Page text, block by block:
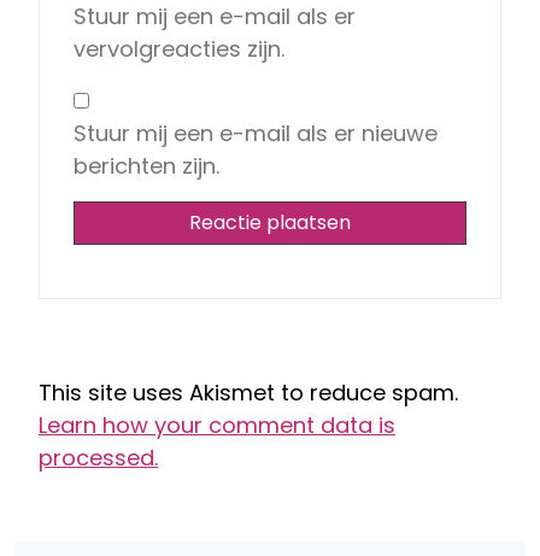
Stuur mij een e-mail als er
vervolgreacties zijn.
Stuur mij een e-mail als er nieuwe
berichten zijn.
This site uses Akismet to reduce spam.
Learn how your comment data is
processed.